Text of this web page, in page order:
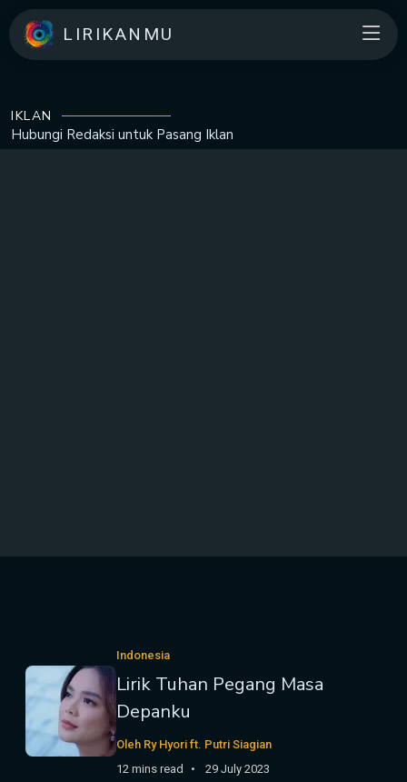
LIRIKANMU
IKLAN
Hubungi Redaksi untuk Pasang Iklan
Indonesia
Lirik Tuhan Pegang Masa
Depanku
Oleh Ry Hyori ft. Putri Siagian
12 mins read
29 July 2023